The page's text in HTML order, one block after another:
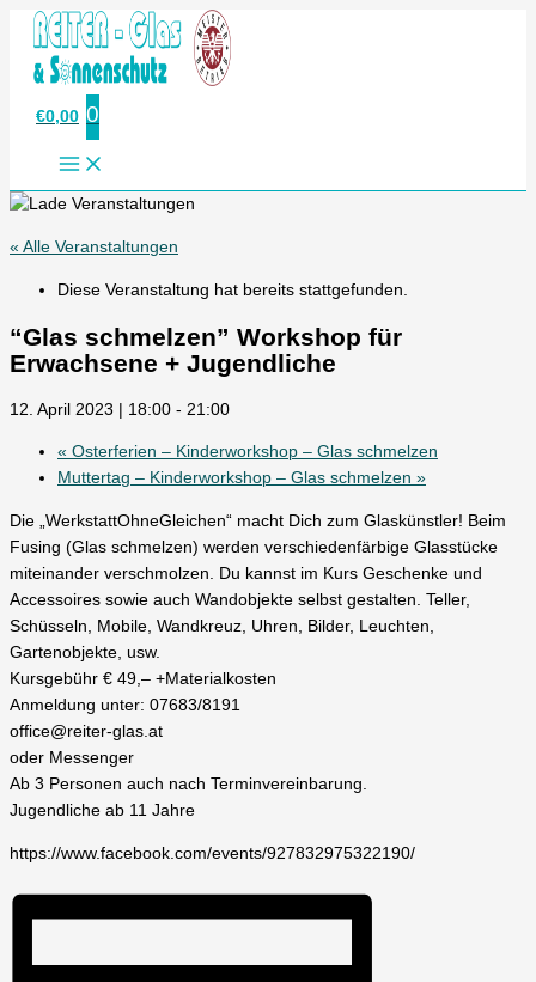
Zum
Inhalt
springen
€0,00 0
« Alle Veranstaltungen
Diese Veranstaltung hat bereits stattgefunden.
“Glas schmelzen” Workshop für
Erwachsene + Jugendliche
12. April 2023 | 18:00 - 21:00
« Osterferien – Kinderworkshop – Glas schmelzen
Muttertag – Kinderworkshop – Glas schmelzen »
Die „WerkstattOhneGleichen“ macht Dich zum Glaskünstler! Beim
Fusing (Glas schmelzen) werden verschiedenfärbige Glasstücke
miteinander verschmolzen. Du kannst im Kurs Geschenke und
Accessoires sowie auch Wandobjekte selbst gestalten. Teller,
Schüsseln, Mobile, Wandkreuz, Uhren, Bilder, Leuchten,
Gartenobjekte, usw.
Kursgebühr € 49,– +Materialkosten
Anmeldung unter: 07683/8191
office@reiter-glas.at
oder Messenger
Ab 3 Personen auch nach Terminvereinbarung.
Jugendliche ab 11 Jahre
https://www.facebook.com/events/927832975322190/